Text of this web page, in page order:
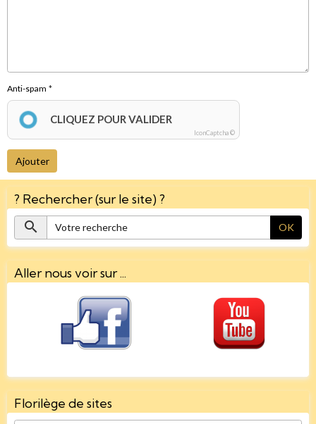
Anti-spam
CLIQUEZ POUR VALIDER
IconCaptcha ©
Ajouter
? Rechercher (sur le site) ?
OK
Aller nous voir sur ...
Florilège de sites